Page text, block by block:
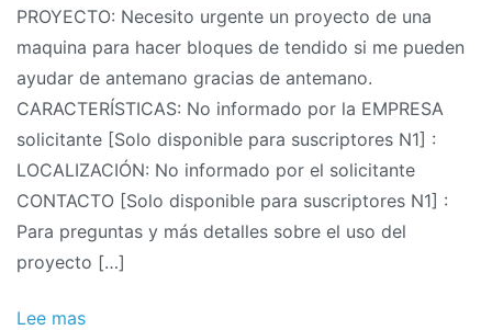
PROYECTO: Necesito urgente un proyecto de una
maquina para hacer bloques de tendido si me pueden
ayudar de antemano gracias de antemano.
CARACTERÍSTICAS: No informado por la EMPRESA
solicitante [Solo disponible para suscriptores N1] :
LOCALIZACIÓN: No informado por el solicitante
CONTACTO [Solo disponible para suscriptores N1] :
Para preguntas y más detalles sobre el uso del
proyecto […]
Lee mas